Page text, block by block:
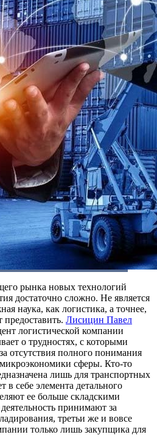
рынка новых технологий
достаточно сложно. Не является
наука, как логистика, а точнее,
Лисицин Павел
логистической компании
о трудностях, с которыми
отсутствия полного понимания
сферы. Кто-то
лишь для транспортных
в себе элемента детального
ее больше складскими
принимают за
третьи же и вовсе
только лишь закупщика для